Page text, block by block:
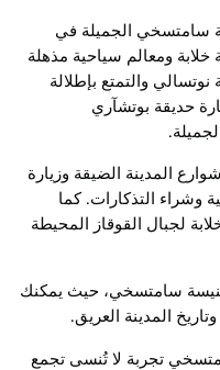
سامتسخي الجميلة في
خلابة ومعالم سياحية مذهلة
والتمتع بإطلالة
حديقة بوتشآري
المدينة الضيقة وزيارة
وشراء التذكارات. كما
لجبال القوقاز المحيطة
وكنيسة سامتسخي، حيث يمكنك
المدينة العريق.
تجربة لا تُنسى تجمع